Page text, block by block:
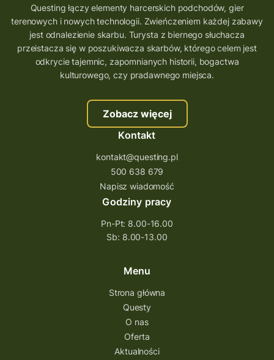
Questing łączy elementy harcerskich podchodów, gier
terenowych i nowych technologii. Zwieńczeniem każdej zabawy
jest odnalezienie skarbu. Turysta z biernego słuchacza
przeistacza się w poszukiwacza skarbów, którego celem jest
odkrycie tajemnic, zapomnianych historii, bogactwa
kulturowego, czy pradawnego miejsca.
Zobacz więcej
Kontakt
kontakt@questing.pl
500 638 679
Napisz wiadomość
Godziny pracy
Pn-Pt: 8.00-16.00
Sb: 8.00-13.00
Menu
Strona główna
Questy
O nas
Oferta
Aktualności